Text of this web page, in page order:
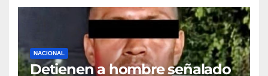
NACIONAL
Detienen a hombre señalado